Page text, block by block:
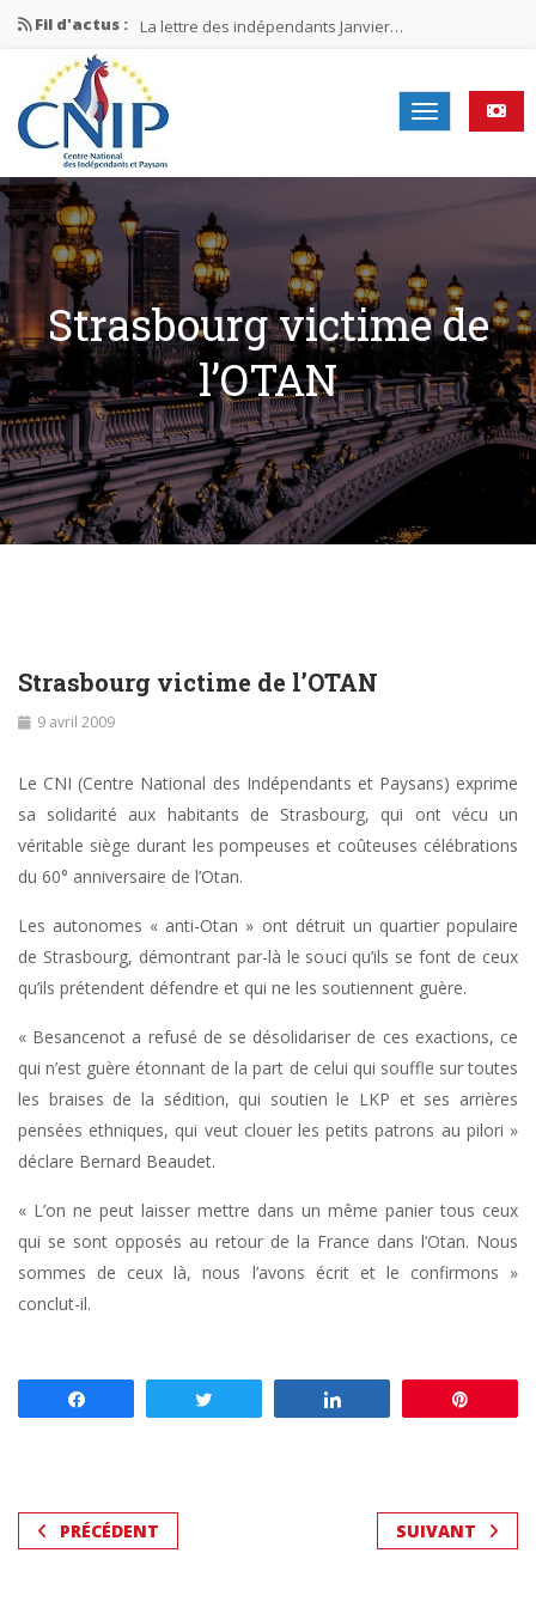
Fil d'actus : La lettre des indépendants Janvier…
La lettre des indépendants Novembre…
La lettre des indépendants Juin…
Mission nationale ÉLECTIONS MUNICIPALES 2026
La lettre des indépendants N°2-2026
Strasbourg victime de
l’OTAN
Strasbourg victime de l’OTAN
9 avril 2009
Le CNI (Centre National des Indépendants et Paysans) exprime
sa solidarité aux habitants de Strasbourg, qui ont vécu un
véritable siège durant les pompeuses et coûteuses célébrations
du 60° anniversaire de l’Otan.
Les autonomes « anti-Otan » ont détruit un quartier populaire
de Strasbourg, démontrant par-là le souci qu’ils se font de ceux
qu’ils prétendent défendre et qui ne les soutiennent guère.
« Besancenot a refusé de se désolidariser de ces exactions, ce
qui n’est guère étonnant de la part de celui qui souffle sur toutes
les braises de la sédition, qui soutien le LKP et ses arrières
pensées ethniques, qui veut clouer les petits patrons au pilori »
déclare Bernard Beaudet.
« L’on ne peut laisser mettre dans un même panier tous ceux
qui se sont opposés au retour de la France dans l’Otan. Nous
sommes de ceux là, nous l’avons écrit et le confirmons »
conclut-il.
PRÉCÉDENT SUIVANT